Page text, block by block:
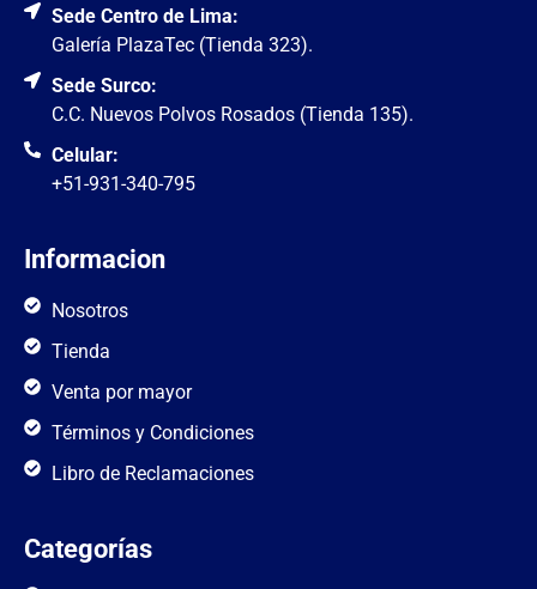
Sede Centro de Lima:
Galería PlazaTec (Tienda 323).
Sede Surco:
C.C. Nuevos Polvos Rosados (Tienda 135).
Celular:
+51-931-340-795
Informacion
Nosotros
Tienda
Venta por mayor
Términos y Condiciones
Libro de Reclamaciones
Categorías